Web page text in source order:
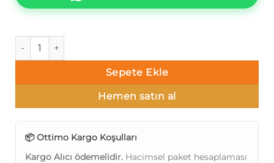
Ottimo Next 3609-1 Duvar Kağıdı 16m² adet
Sepete Ekle
Hemen satın al
📦 Ottimo Kargo Koşulları
Kargo Alıcı ödemelidir. Hacimsel paket hesaplaması